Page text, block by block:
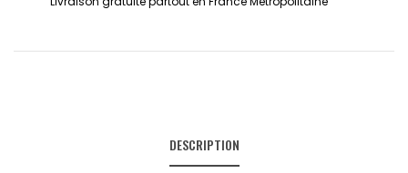
DESCRIPTION